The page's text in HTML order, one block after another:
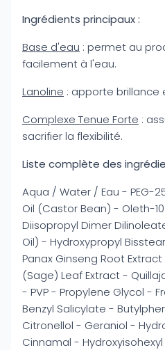
Ingrédients principaux :
Base d'eau : permet au
facilement à l'eau.
Lanoline : apporte brillance
Complexe Tenue Forte :
sacrifier la flexibilité.
Liste complète des
Aqua / Water / Eau - PEG-
Oil (Castor Bean) - Oleth-
Diisopropyl Dimer
Oil) - Hydroxypropyl
Panax Ginseng Root
(Sage) Leaf Extract -
- PVP - Propylene Glycol -
Benzyl Salicylate -
Citronellol - Geraniol -
Cinnamal -